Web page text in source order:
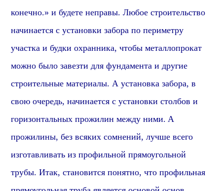
конечно.» и будете неправы. Любое строительство
начинается с установки забора по периметру
участка и будки охранника, чтобы металлопрокат
можно было завезти для фундамента и другие
строительные материалы. А установка забора, в
свою очередь, начинается с установки столбови
горизонтальных прожилин между ними. А
прожилины, без всяких сомнений, лучше всего
изготавливать изпрофильнойпрямоугольной
трубы. Итак,становится понятно, чтопрофильная